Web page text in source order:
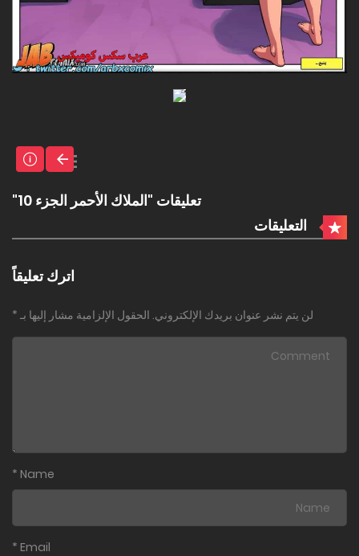
تعليقات "الملاك الأحمر الجزء 10"
التعليقات
اترك تعليقاً
لن يتم نشر عنوان بريدك الإلكتروني. الحقول الإلزامية مشار إليها بـ *
Name
*
Email
*